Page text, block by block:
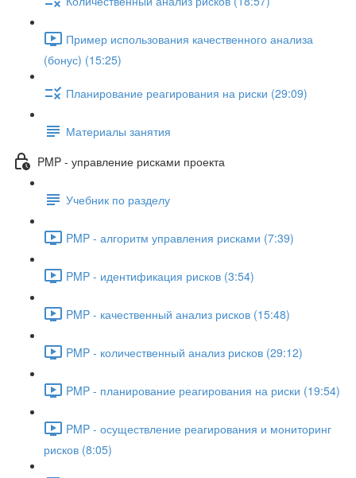
Пример использования качественного анализа
(бонус) (15:25)
Планирование реагирования на риски (29:09)
Материалы занятия
PMP - управление рисками проекта
Учебник по разделу
PMP - алгоритм управления рисками (7:39)
PMP - идентификация рисков (3:54)
PMP - качественный анализ рисков (15:48)
PMP - количественный анализ рисков (29:12)
PMP - планирование реагирования на риски (19:54)
PMP - осуществление реагирования и мониторинг
рисков (8:05)